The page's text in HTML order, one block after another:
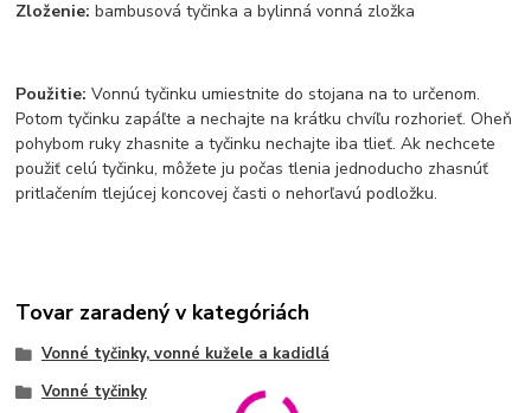
Zloženie: bambusová tyčinka a bylinná vonná zložka
Použitie: Vonnú tyčinku umiestnite do stojana na to určenom.
Potom tyčinku zapáľte a nechajte na krátku chvíľu rozhorieť. Oheň
pohybom ruky zhasnite a tyčinku nechajte iba tlieť. Ak nechcete
použiť celú tyčinku, môžete ju počas tlenia jednoducho zhasnúť
pritlačením tlejúcej koncovej časti o nehorľavú podložku.
Tovar zaradený v kategóriách
Vonné tyčinky, vonné kužele a kadidlá
Vonné tyčinky